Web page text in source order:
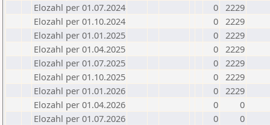
Elozahl per 01.07.2024
0 2229
Elozahl per 01.10.2024
0 2229
Elozahl per 01.01.2025
0 2229
Elozahl per 01.04.2025
0 2229
Elozahl per 01.07.2025
0 2229
Elozahl per 01.10.2025
0 2229
Elozahl per 01.01.2026
0 2229
Elozahl per 01.04.2026
0
0
Elozahl per 01.07.2026
0
0